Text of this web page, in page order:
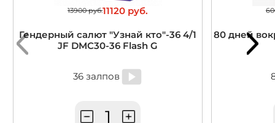
13900 руб.11120 руб.
Гендерный салют "Узнай кто"-36 4/1
JF DMC30-36 Flash G
36 залпов
80 дней